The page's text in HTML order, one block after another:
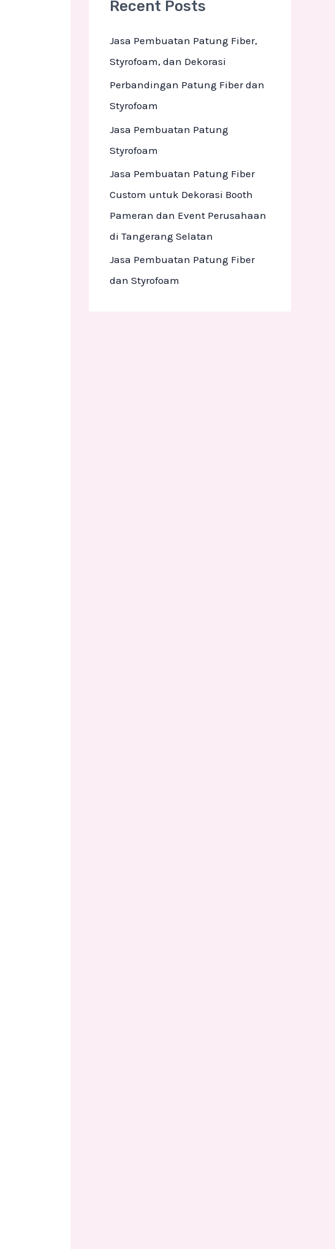
c
r
:
Recent Posts
Jasa Pembuatan Patung Fiber,
Styrofoam, dan Dekorasi
Perbandingan Patung Fiber dan
Styrofoam
Jasa Pembuatan Patung
Styrofoam
Jasa Pembuatan Patung Fiber
Custom untuk Dekorasi Booth
Pameran dan Event Perusahaan
di Tangerang Selatan
Jasa Pembuatan Patung Fiber
dan Styrofoam